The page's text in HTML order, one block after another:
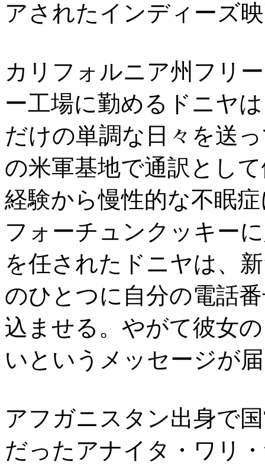
アされたインディーズ
カリフォルニア州フリ
ー工場に勤めるドニヤ
だけの単調な日々を送
の米軍基地で通訳とし
経験から慢性的な不眠
フォーチュンクッキー
を任されたドニヤは、
のひとつに自分の電話
込ませる。やがて彼女
いというメッセージが
アフガニスタン出身で
だったアナイタ・ワリ